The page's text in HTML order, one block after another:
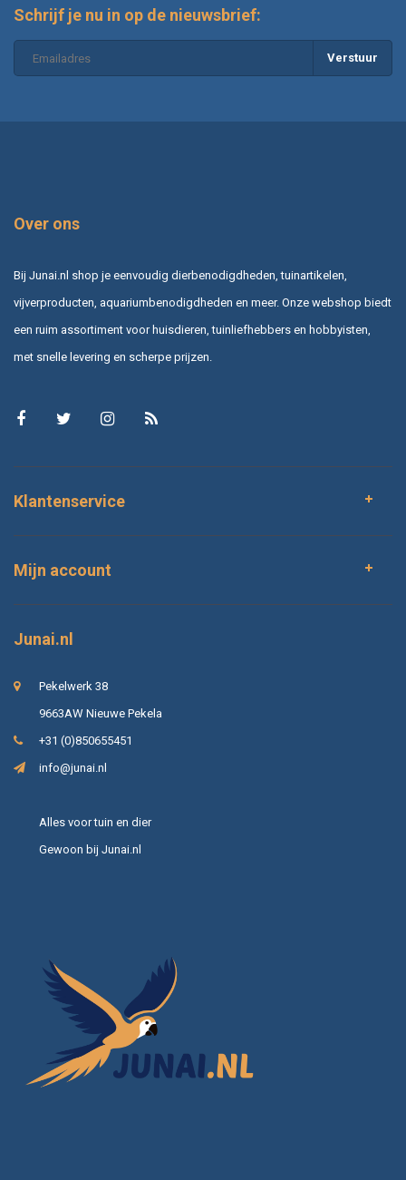
Schrijf je nu in op de nieuwsbrief:
Verstuur
Over ons
Bij Junai.nl shop je eenvoudig dierbenodigdheden, tuinartikelen,
vijverproducten, aquariumbenodigdheden en meer. Onze webshop biedt
een ruim assortiment voor huisdieren, tuinliefhebbers en hobbyisten,
met snelle levering en scherpe prijzen.
Klantenservice
Mijn account
Junai.nl
Pekelwerk 38
9663AW Nieuwe Pekela
+31 (0)850655451
info@junai.nl
Alles voor tuin en dier
Gewoon bij Junai.nl